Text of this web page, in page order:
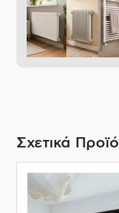
Σχετικά